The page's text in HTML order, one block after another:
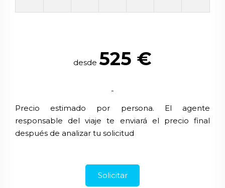
desde 525 €
-
Precio estimado por persona. El agente
responsable del viaje te enviará el precio final
después de analizar tu solicitud
Solicitar